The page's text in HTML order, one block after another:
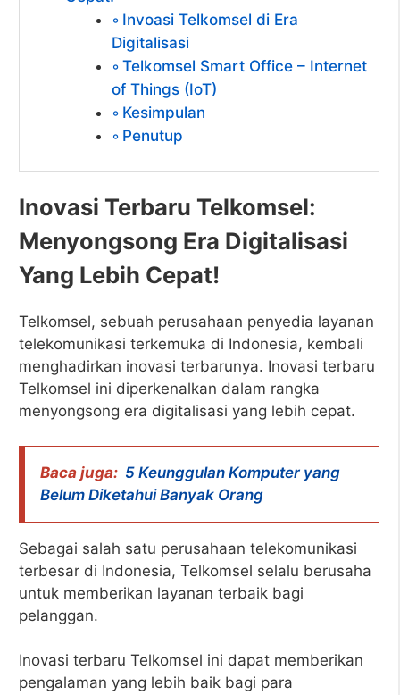
Invoasi Telkomsel di Era
Digitalisasi
Telkomsel Smart Office – Internet
of Things (IoT)
Kesimpulan
Penutup
Inovasi Terbaru Telkomsel:
Menyongsong Era Digitalisasi
Yang Lebih Cepat!
Telkomsel, sebuah perusahaan penyedia layanan
telekomunikasi terkemuka di Indonesia, kembali
menghadirkan inovasi terbarunya. Inovasi terbaru
Telkomsel ini diperkenalkan dalam rangka
menyongsong era digitalisasi yang lebih cepat.
Baca juga: 5 Keunggulan Komputer yang
Belum Diketahui Banyak Orang
Sebagai salah satu perusahaan telekomunikasi
terbesar di Indonesia, Telkomsel selalu berusaha
untuk memberikan layanan terbaik bagi
pelanggan.
Inovasi terbaru Telkomsel ini dapat memberikan
pengalaman yang lebih baik bagi para